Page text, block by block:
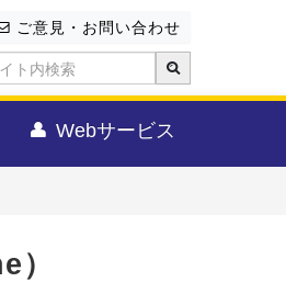
ご意見・お問い合わせ
Webサービス